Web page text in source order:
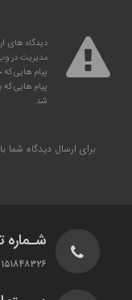
دیدگاه های
مدیریت در
پیام هایی
پیام هایی که
شد.
برای ارسال دیدگاه شما